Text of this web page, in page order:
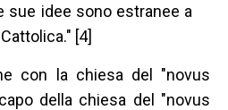
sue idee sono estranee a
[4]
con la chiesa del "novus
della chiesa del "novus